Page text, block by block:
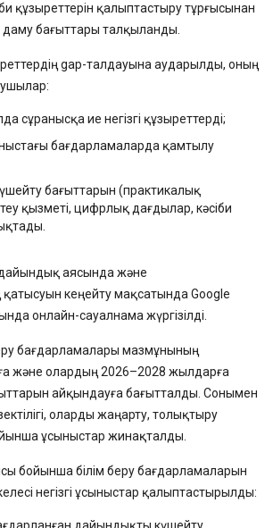
құзыреттерін қалыптастыру тұрғысынан
бағыттары талқыланды.
gap-талдауына аударылды, оның
сұранысқа ие негізгі құзыреттерді;
бағдарламаларда қамтылу
бағыттарын (практикалық
қызметі, цифрлық дағдылар, кәсіби
аясында және
қатысуын кеңейту мақсатында Google
онлайн-сауалнама жүргізілді.
бағдарламалары мазмұнының
және олардың 2026–2028 жылдарға
айқындауға бағытталды. Сонымен
оларды жаңарту, толықтыру
ұсыныстар жинақталды.
бойынша білім беру бағдарламаларын
негізгі ұсыныстар қалыптастырылды: